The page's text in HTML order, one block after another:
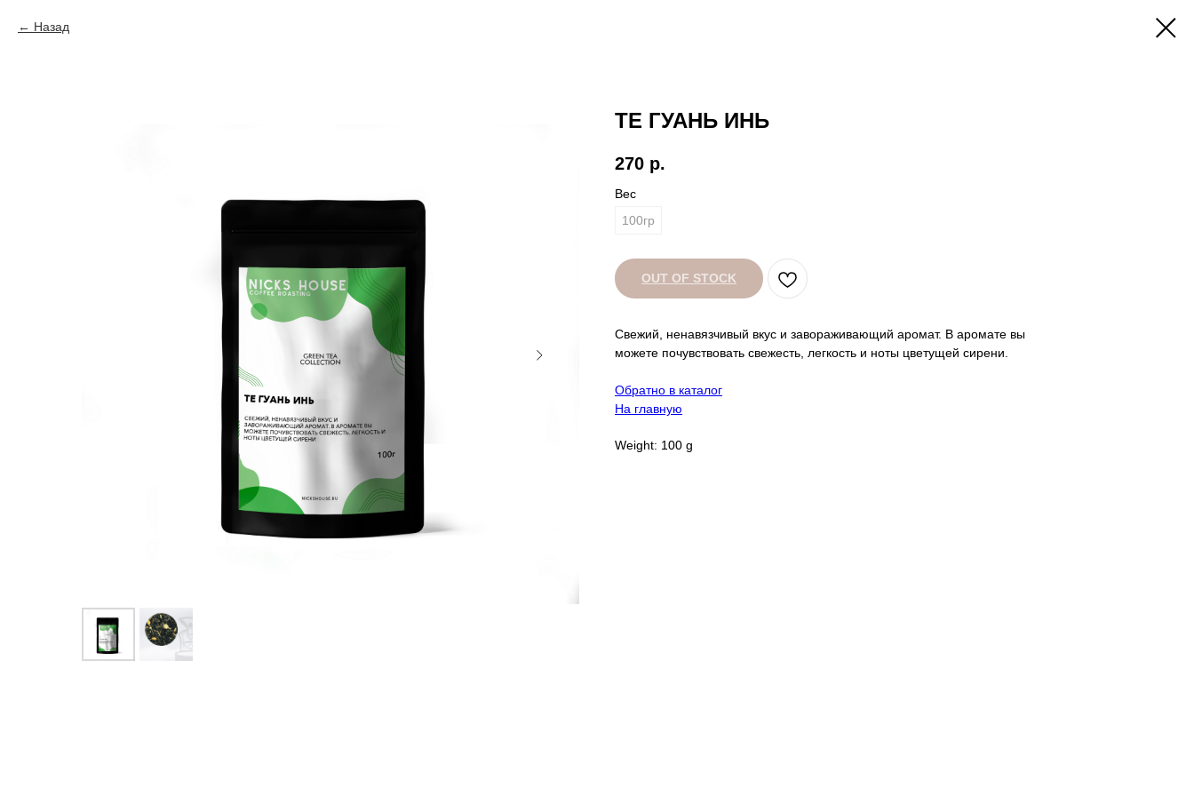
Назад
ТЕ ГУАНЬ ИНЬ
270 р.
Вес
100гр
OUT OF STOCK
Свежий, ненавязчивый вкус и завораживающий аромат. В аромате вы
можете почувствовать свежесть, легкость и ноты цветущей сирени.
Обратно в каталог
На главную
Weight: 100 g